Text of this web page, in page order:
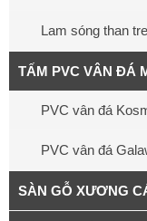
Lam sóng than tre
TẤM PVC VÂN ĐÁ
PVC vân đá
PVC vân đá
SÀN GỖ XƯƠNG